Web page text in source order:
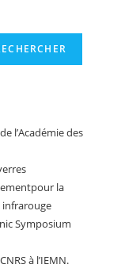
l’Académie des
la
infrarouge
Symposium
à l’IEMN.